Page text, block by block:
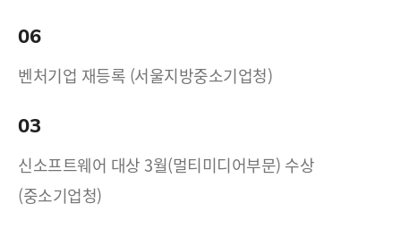
06
벤처기업 재등록 (서울지방중소기업청)
03
신소프트웨어 대상 3월(멀티미디어부문) 수상
(중소기업청)